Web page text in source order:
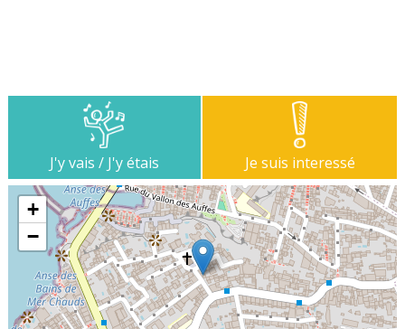
J'y vais / J'y étais Je suis interessé
+
−